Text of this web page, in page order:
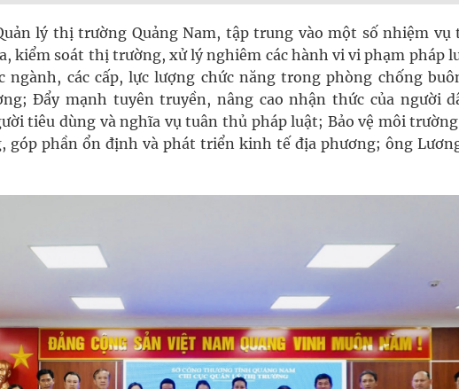
lý thị trường Quảng Nam, tập trung vào một số nhiệm vụ
kiểm soát thị trường, xử lý nghiêm các hành vi vi phạm pháp
ngành, các cấp, lực lượng chức năng trong phòng chống
Đẩy mạnh tuyên truyền, nâng cao nhận thức của người
tiêu dùng và nghĩa vụ tuân thủ pháp luật; Bảo vệ môi
góp phần ổn định và phát triển kinh tế địa phương; ông